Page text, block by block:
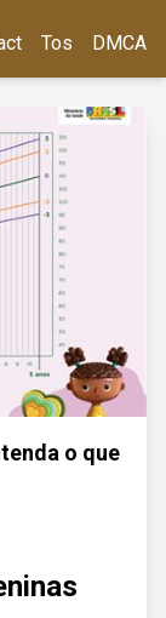
Tos DMCA
o que